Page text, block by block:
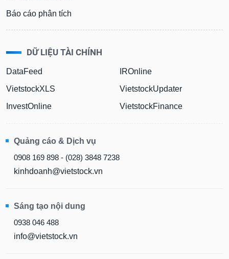
Báo cáo phân tích
DỮ LIỆU TÀI CHÍNH
DataFeed
VietstockXLS
InvestOnline
IROnline
VietstockUpdater
VietstockFinance
Quảng cáo & Dịch vụ
0908 169 898 - (028) 3848 7238
kinhdoanh@vietstock.vn
Sáng tạo nội dung
0938 046 488
info@vietstock.vn